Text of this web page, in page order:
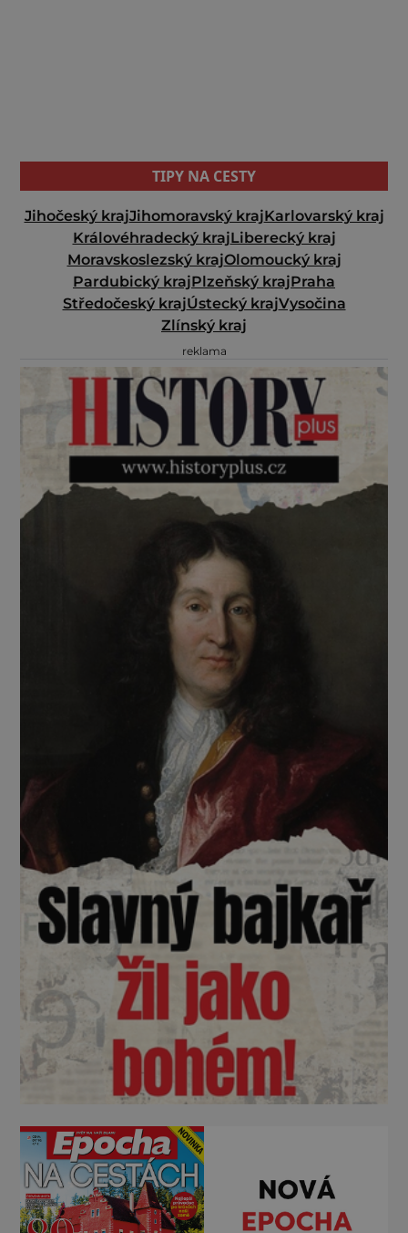
TIPY NA CESTY
Jihočeský krajJihomoravský krajKarlovarský kraj
Královéhradecký krajLiberecký kraj
Moravskoslezský krajOlomoucký kraj
Pardubický krajPlzeňský krajPraha
Středočeský krajÚstecký krajVysočina
Zlínský kraj
reklama